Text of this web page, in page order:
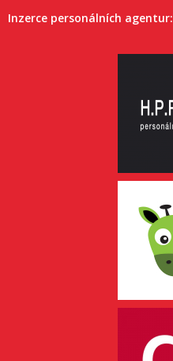
Inzerce personálních agentur: